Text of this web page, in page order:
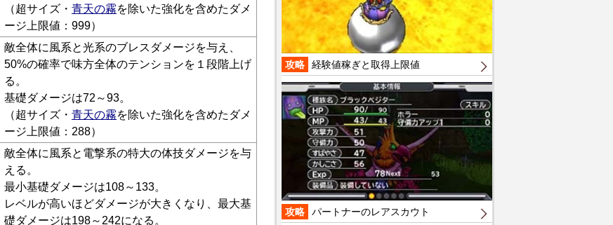
（超サイズ・ 青天の霧を除いた強化を含めたダメ
ージ上限値：999）
敵全体に風系と光系のブレスダメージを与え、
50%の確率で味方全体のテンションを１段階上げ
る。
基礎ダメージは72～93。
（超サイズ・ 青天の霧を除いた強化を含めたダメ
ージ上限値：288）
敵全体に風系と電撃系の特大の体技ダメージを与
える。
最小基礎ダメージは108～133。
レベルが高いほどダメージが大きくなり、最大基
礎ダメージは198～242になる。
攻略 経験値稼ぎと取得上限値
攻略 パートナーのレアスカウト